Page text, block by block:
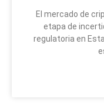
El mercado de
etapa de
regulatoria en